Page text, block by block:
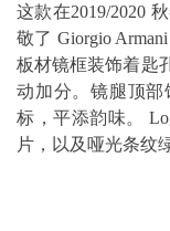
这款在2019/2020
敬了 Giorgio
板材镜框装饰着匙
动加分。镜腿顶
标，平添韵味。
片，以及哑光条纹